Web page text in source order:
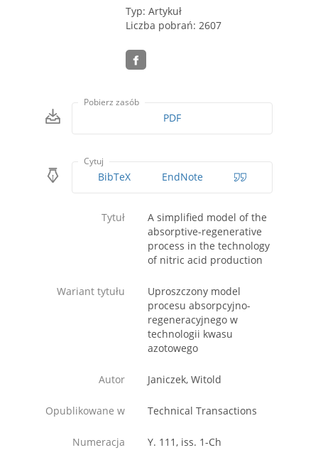
Typ: Artykuł
Liczba pobrań: 2607
Pobierz zasób
PDF
Cytuj
BibTeX EndNote
Tytuł
A simplified model of the
absorptive-regenerative
process in the technology
of nitric acid production
Wariant tytułu
Uproszczony model
procesu absorpcyjno-
regeneracyjnego w
technologii kwasu
azotowego
Autor Janiczek, Witold
Opublikowane w Technical Transactions
Numeracja Y. 111, iss. 1-Ch